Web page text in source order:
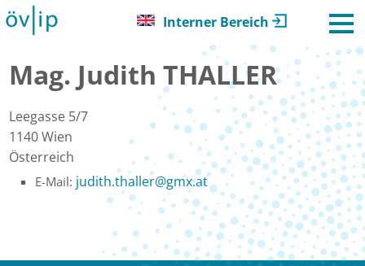
Interner Bereich
Mag. Judith THALLER
Leegasse 5/7
1140Wien
Österreich
E-Mail: judith.thaller@gmx.at